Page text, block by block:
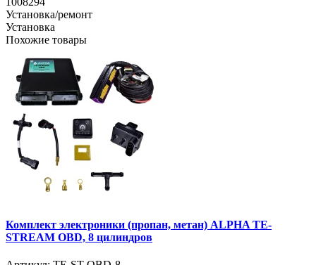
Установка/ремонт
Установка
Похожие товары
Комплект электроники (пропан, метан) ALPHA TE-
STREAM OBD, 8 цилиндров